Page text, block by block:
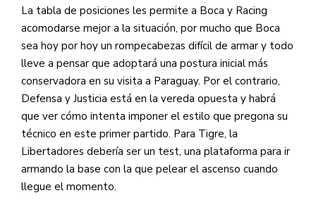
La tabla de posiciones les permite a Boca y Racing
acomodarse mejor a la situación, por mucho que Boca
sea hoy por hoy un rompecabezas difícil de armar y todo
lleve a pensar que adoptará una postura inicial más
conservadora en su visita a Paraguay. Por el contrario,
Defensa y Justicia está en la vereda opuesta y habrá
que ver cómo intenta imponer el estilo que pregona su
técnico en este primer partido. Para Tigre, la
Libertadores debería ser un test, una plataforma para ir
armando la base con la que pelear el ascenso cuando
llegue el momento.